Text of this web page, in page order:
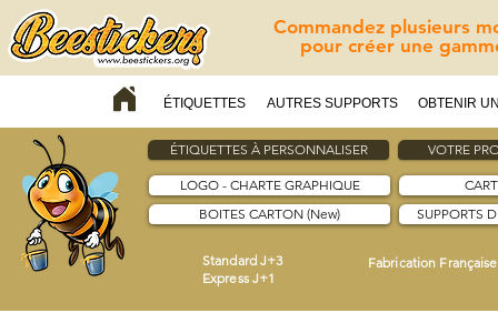
Commandez plusieurs
pour créer une
ÉTIQUETTES AUTRES SUPPORTS OBTENIR
ÉTIQUETTES À PERSONNALISER VOTRE
LOGO - CHARTE GRAPHIQUE
BOITES CARTON (New)
SUPPORTS
Standard J+3
Express J+1
Fabrication Française